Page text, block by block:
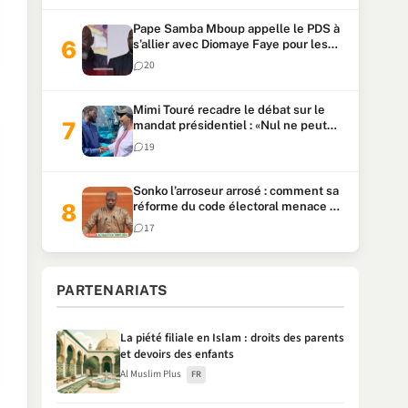
Pape Samba Mboup appelle le PDS à
s’allier avec Diomaye Faye pour les
locales et tacle Sonko
20
Mimi Touré recadre le débat sur le
mandat présidentiel : «Nul ne peut
faire plus de deux mandats
consécutifs de 5 ans»
19
Sonko l’arroseur arrosé : comment sa
réforme du code électoral menace sa
candidature
17
PARTENARIATS
La piété filiale en Islam : droits des parents
et devoirs des enfants
Al Muslim Plus FR